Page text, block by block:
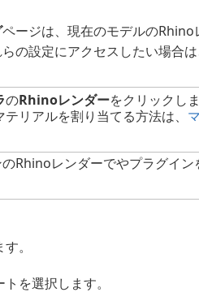
ページは、現在のモデルのRhino
の設定にアクセスしたい場合は
のRhinoレンダーをクリックしま
リアルを割り当てる方法は、
Rhinoレンダーでやプラグイン
。
を選択します。